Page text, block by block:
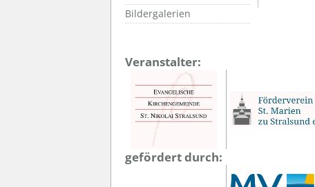
Bildergalerien
Veranstalter:
gefördert durch: